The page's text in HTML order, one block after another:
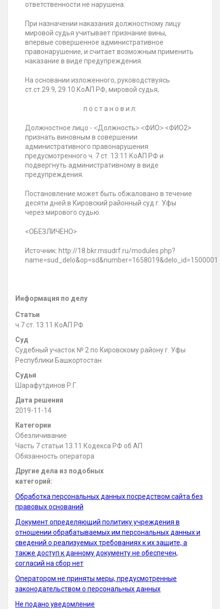
ответственности не нарушена.
При назначении наказания должностному лицу
мировой судья учитывает признание вины,
впервые совершенное административное
правонарушение, и считает возможным применить
наказание в виде предупреждения.
На основании изложенного, руководствуясь
ст.ст.29.9, 29.10 КоАП РФ, мировой судья,
п о с т а н о в и л:
Должностное лицо - ˂Должность˃ ˂ФИО˃ <ФИО2>
признать виновным в совершении
административного правонарушения
предусмотренного ч. 7 ст. 13.11 КоАП РФ и
подвергнуть административному в виде
предупреждения.
Постановление может быть обжаловано в течение
десяти дней в Кировский районный суд г. Уфы
через мирового судью.
<ОБЕЗЛИЧЕНО>
Источник: http://18.bkr.msudrf.ru/modules.php?
name=sud_delo&op=sd&number=1658019&delo_id=1500001
Информация по делу
Статьи
ч.7 ст. 13.11 КоАП РФ
Суд
Судебный участок № 2 по Кировскому району г. Уфы
Республики Башкортостан
Судья
Шарафутдинов Р.Г.
Дата решения
2019-11-14
Категории
Обезличивание
Часть 7 статьи 13.11 Кодекса РФ об АП
Обязанность оператора
Другие дела из подобных
категорий:
Обработка персональных данных посредством сайта без
правовых оснований
Документ определяющий политику учреждения в
отношении обрабатываемых им персональных данных и
сведений о реализуемых требованиях к их защите, а
также доступ к данному документу не обеспечен,
согласий на сбор нет
Оператором не приняты меры, предусмотренные
законодательством о персональных данных
Не подано уведомление